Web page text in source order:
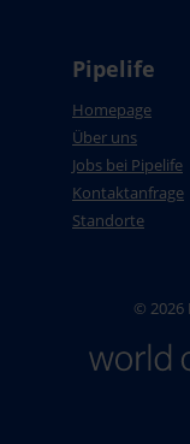
Pipelife
Homepage
Über uns
Jobs bei Pipelife
Kontaktanfrage
Standorte
© 2026